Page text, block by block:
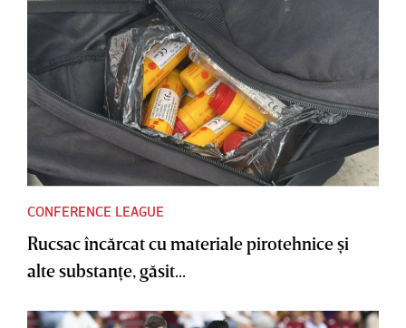
CONFERENCE LEAGUE
Rucsac încărcat cu materiale pirotehnice şi
alte substanţe, găsit...